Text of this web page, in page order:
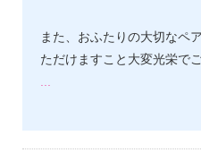
また、おふたりの大切なペ
ただけますこと大変光栄で